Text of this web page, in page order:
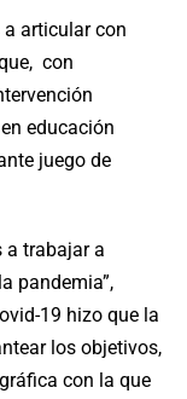
articular con
con
educación
juego de
a trabajar a
pandemia”,
19 hizo que la
los objetivos,
con la que